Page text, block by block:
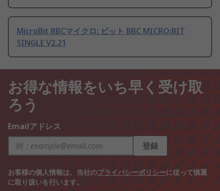
MicroBit BBCマイクロ: ビット BBC MICRO:BIT
SINGLE V2.21
お得な情報をいち早く受け取
ろう
Emailアドレス
登録
お客様の個人情報は、当社のプライバシーポリシーに従って慎重
に取り扱いを行います。